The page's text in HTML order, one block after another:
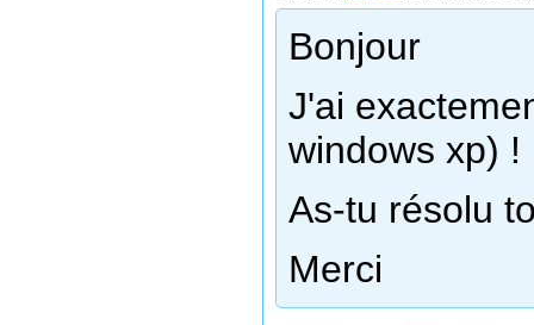
Bonjour
J'ai
windows xp) !
As-tu résolu
Merci